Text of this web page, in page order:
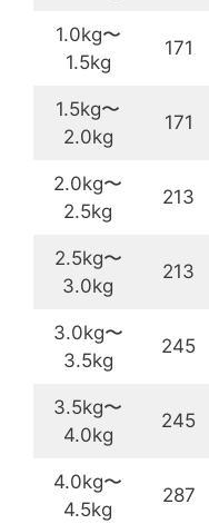
1.0kg〜
1.5kg
171
1.5kg〜
2.0kg
171
2.0kg〜
2.5kg
213
2.5kg〜
3.0kg
213
3.0kg〜
3.5kg
245
3.5kg〜
4.0kg
245
4.0kg〜
4.5kg
287